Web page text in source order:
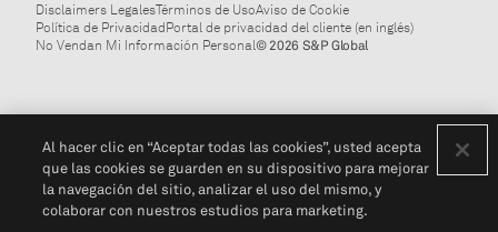
Disclaimers LegalesTérminos de UsoAviso de Cookie
Política de PrivacidadPortal de privacidad del cliente (en inglés)
No Vendan Mi Información Personal© 2026 S&P Global
Al hacer clic en “Aceptar todas las cookies”, usted acepta
que las cookies se guarden en su dispositivo para mejorar
la navegación del sitio, analizar el uso del mismo, y
colaborar con nuestros estudios para marketing.